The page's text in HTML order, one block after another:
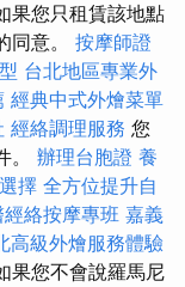
果您只租賃該地點
同意。 按摩師證
台北地區專業外
經典中式外燴菜單
經絡調理服務 您
。 辦理台胞證 養
擇 全方位提升自
經絡按摩專班 嘉義
高級外燴服務體驗
果您不會說羅馬尼